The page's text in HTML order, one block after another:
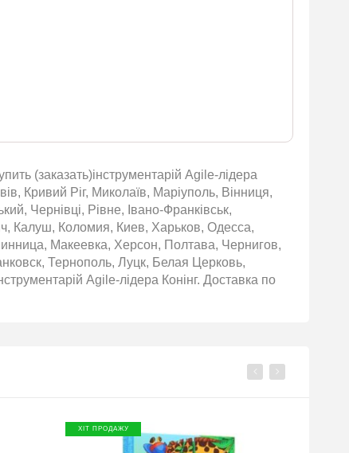
(заказать)інструментарій Аgile-лідера
Кривий Ріг, Миколаїв, Маріуполь, Вінниця,
Чернівці, Рівне, Івано-Франківськ,
Калуш, Коломия, Киев, Харьков, Одесса,
Макеевка, Херсон, Полтава, Чернигов,
Тернополь, Луцк, Белая Церковь,
Аgile-лідера Конінг. Доставка по
ХІТ ПРОДАЖУ